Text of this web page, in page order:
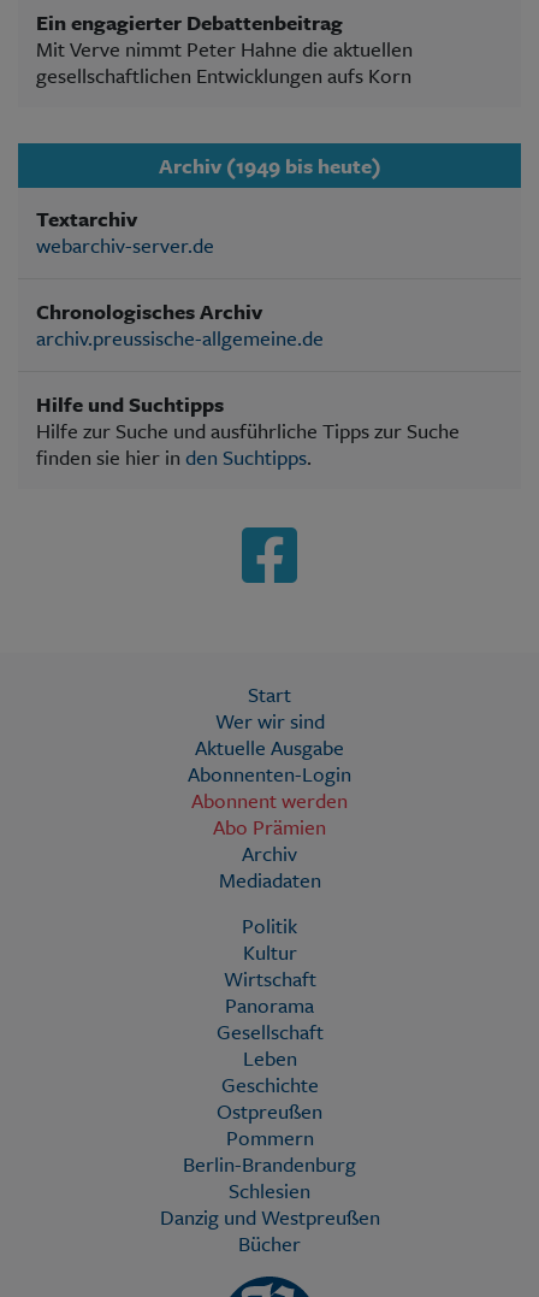
Ein engagierter Debattenbeitrag
Mit Verve nimmt Peter Hahne die aktuellen
gesellschaftlichen Entwicklungen aufs Korn
Archiv (1949 bis heute)
Textarchiv
webarchiv-server.de
Chronologisches Archiv
archiv.preussische-allgemeine.de
Hilfe und Suchtipps
Hilfe zur Suche und ausführliche Tipps zur Suche
finden sie hier in den Suchtipps.
Start
Wer wir sind
Aktuelle Ausgabe
Abonnenten-Login
Abonnent werden
Abo Prämien
Archiv
Mediadaten
Politik
Kultur
Wirtschaft
Panorama
Gesellschaft
Leben
Geschichte
Ostpreußen
Pommern
Berlin-Brandenburg
Schlesien
Danzig und Westpreußen
Bücher